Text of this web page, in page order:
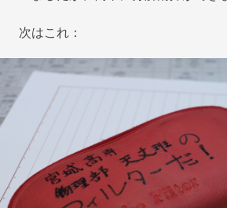
次はこれ：